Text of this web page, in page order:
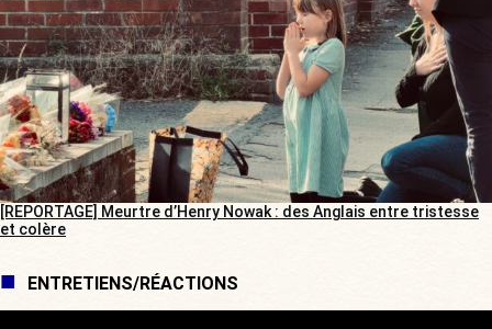
[REPORTAGE] Meurtre d’Henry Nowak : des Anglais entre tristesse
et colère
ENTRETIENS/RÉACTIONS